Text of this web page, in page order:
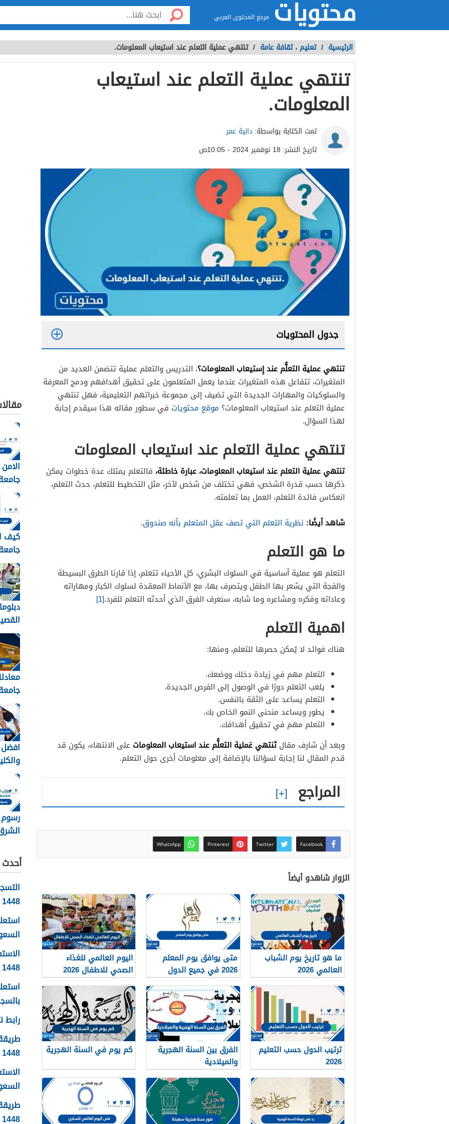
مرجع المحتوى العربي
الرئيسية / تعليم ، ثقافة عامة / تنتهي عملية التعلم عند استيعاب المعلومات.
تنتهي عملية التعلم عند استيعاب
المعلومات.
تمت الكتابة بواسطة:دانية عمر
تاريخ النشر: 18 نوفمبر 2024 - 10:05ص
جدول المحتويات
تنتهي عملية التعلُّم عند إِستيعاب المعلومات؟، التدريس والتعلم عملية تتضمن العديد من
المتغيرات، تتفاعل هذه المتغيرات عندما يعمل المتعلمون على تحقيق أهدافهم ودمج المعرفة
والسلوكيات والمهارات الجديدة التي تضيف إلى مجموعة خبراتهم التعليمية، فهل تنتهي
عملية التعلم عند استيعاب المعلومات؟ موقع محتويات في سطور مقاله هذا سيقدم إجابة
لهذا السؤال.
تنتهي عملية التعلم عند استيعاب المعلومات
تنتهي عملية التعلم عند استيعاب المعلومات، عبارة خاطئة، فالتعلم يمتلك عدة خطوات يمكن
ذكرها حسب قدرة الشخص، فهي تختلف من شخص لآخر، مثل التخطيط للتعلم، حدث التعلم،
انعكاس فائدة التعلم، العمل بما تعلمته.
شاهد أيضًا: نظرية التعلم التي تصف عقل المتعلم بأنه صندوق.
ما هو التعلم
التعلم هو عملية أساسية في السلوك البشري، كل الأحياء تتعلم، إذا قارنا الطرق البسيطة
والفجة التي يشعر بها الطفل ويتصرف بها، مع الأنماط المعقدة لسلوك الكبار ومهاراته
وعاداته وفكره ومشاعره وما شابه، سنعرف الفرق الذي أحدثه التعلم للفرد.[1]
اهمية التعلم
هناك فوائد لا يُمكن حصرها للتعلم، ومنها:
التعلم مهم في زيادة دخلك ووضعك.
يلعب التعلم دورًا في الوصول إلى الفرص الجديدة.
التعلم يساعد على الثقة بالنفس.
يطور ويساعد منحنى النمو الخاص بك.
التعلم مهم في تحقيق أهدافك.
وبعد أن شارف مقالتَنتهي عَملية التعلُّم عند استيعاب المعلومات على الانتهاء، يكون قد
قدم المقال لنا إجابة لسؤالنا بالإضافة إلى معلومات أخرى حول التعلم.
المراجع
Facebook
Twitter
Pinterest
WhatsApp
الزوار شاهدو أيضاً
ما هو تاريخ يوم الشباب
العالمي 2026
متى يوافق يوم المعلم
2026 في جميع الدول
العربية
اليوم العالمي للغذاء
الصحي للاطفال 2026
ترتيب الدول حسب التعليم
2026
الفرق بين السنة الهجرية
والميلادية
كم يوم في السنة الهجرية
كيف
1448
نورة 1448
افضل
1448
رسوم
أحدث
1448
السعودية 1448
1448
رابط
1448
1448